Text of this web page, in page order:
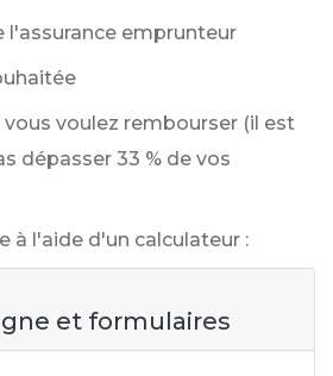
l'assurance emprunteur
vous voulez rembourser (il est
dépasser 33 % de vos
à l'aide d'un calculateur :
et formulaires